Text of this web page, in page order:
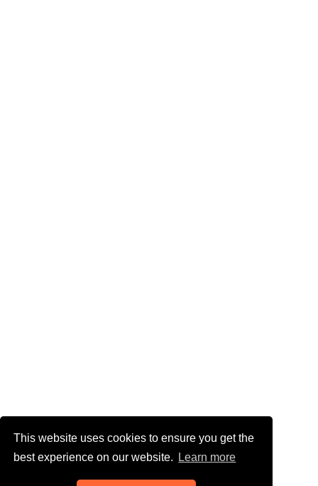
This website uses cookies to ensure you get the
best experience on our website.
Learn more